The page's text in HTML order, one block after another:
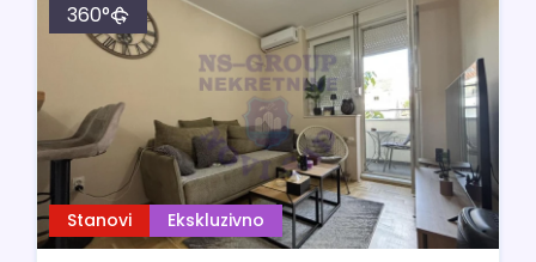
Stanovi Ekskluzivno
360°